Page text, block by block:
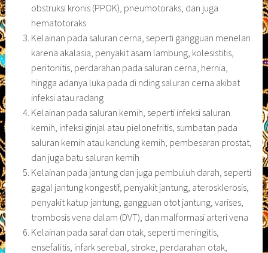
obstruksi kronis (PPOK), pneumotoraks, dan juga
hematotoraks
Kelainan pada saluran cerna, seperti gangguan menelan
karena akalasia, penyakit asam lambung, kolesistitis,
peritonitis, perdarahan pada saluran cerna, hernia,
hingga adanya luka pada di nding saluran cerna akibat
infeksi atau radang
Kelainan pada saluran kemih, seperti infeksi saluran
kemih, infeksi ginjal atau pielonefritis, sumbatan pada
saluran kemih atau kandung kemih, pembesaran prostat,
dan juga batu saluran kemih
Kelainan pada jantung dan juga pembuluh darah, seperti
gagal jantung kongestif, penyakit jantung, aterosklerosis,
penyakit katup jantung, gangguan otot jantung, varises,
trombosis vena dalam (DVT), dan malformasi arteri vena
Kelainan pada saraf dan otak, seperti meningitis,
ensefalitis, infark serebal, stroke, perdarahan otak,